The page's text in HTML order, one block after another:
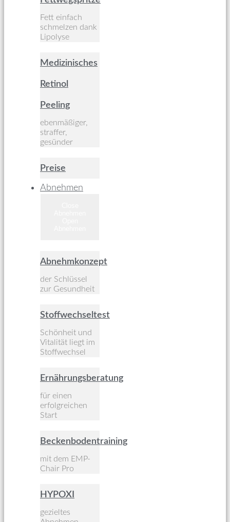
Fett einfach
schmelzen dank
Lipolyse
Medizinisches
Retinol
Peeling
ebenmäßiger,
straffer,
gesünder
Preise
Abnehmen
Abnehmkonzept
der Schlüssel
zur Gesundheit
Stoffwechseltest
Schönheit und
Vitalität liegt im
Stoffwechsel
Ernährungsberatung
für einen
erfolgreichen
Start
Beckenbodentraining
mit dem EMP-
Chair Pro
HYPOXI
gezieltes